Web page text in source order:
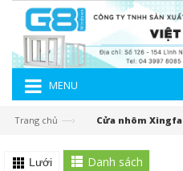
MENU
Trang chủ —› Cửa nhôm Xingfa
Lưới Danh sách